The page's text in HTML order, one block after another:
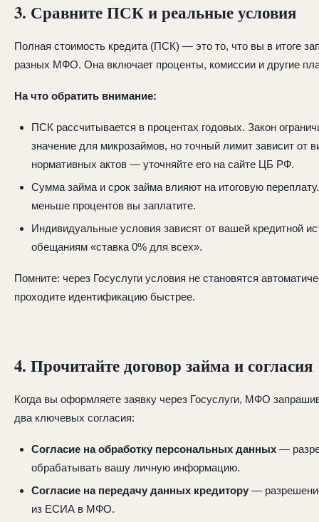
3. Сравните ПСК и реальные условия
Полная стоимость кредита (ПСК) — это то, что вы в итоге
разных МФО. Она включает проценты, комиссии и другие
На что обратить внимание:
ПСК рассчитывается в процентах годовых. Закон
значение для микрозаймов, но точный лимит зависит от
нормативных актов — уточняйте его на сайте ЦБ РФ.
Сумма займа и срок займа влияют на итоговую
меньше процентов вы заплатите.
Индивидуальные условия зависят от вашей кредитной
обещаниям «ставка 0% для всех».
Помните: через Госуслуги условия не становятся
проходите идентификацию быстрее.
4. Прочитайте договор займа и согласия
Когда вы оформляете заявку через Госуслуги, МФО
два ключевых согласия:
Согласие на обработку персональных данных —
обрабатывать вашу личную информацию.
Согласие на передачу данных кредитору —
из ЕСИА в МФО.